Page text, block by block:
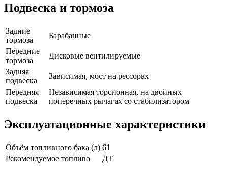
Подвеска и тормоза
Задние
тормоза
Барабанные
Передние
тормоза
Дисковые вентилируемые
Задняя
подвеска
Зависимая, мост на рессорах
Передняя
подвеска
Независимая торсионная, на двойных
поперечных рычагах со стабилизатором
Эксплуатационные характеристики
Объём топливного бака (л) 61
Рекомендуемое топливо
ДТ